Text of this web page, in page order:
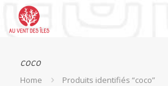
coco
Home Produits identifiés “coco”